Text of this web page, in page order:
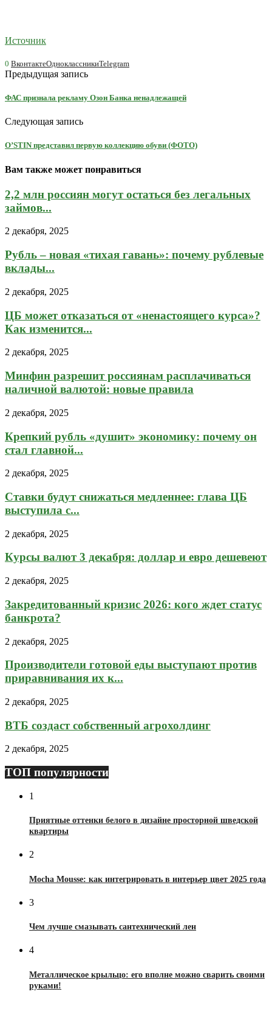
Источник
0 ВконтактеОдноклассникиTelegram
Предыдущая запись
ФАС признала рекламу Озон Банка ненадлежащей
Следующая запись
O’STIN представил первую коллекцию обуви (ФОТО)
Вам также может понравиться
2,2 млн россиян могут остаться без легальных
займов...
2 декабря, 2025
Рубль – новая «тихая гавань»: почему рублевые
вклады...
2 декабря, 2025
ЦБ может отказаться от «ненастоящего курса»?
Как изменится...
2 декабря, 2025
Минфин разрешит россиянам расплачиваться
наличной валютой: новые правила
2 декабря, 2025
Крепкий рубль «душит» экономику: почему он
стал главной...
2 декабря, 2025
Ставки будут снижаться медленнее: глава ЦБ
выступила с...
2 декабря, 2025
Курсы валют 3 декабря: доллар и евро дешевеют
2 декабря, 2025
Закредитованный кризис 2026: кого ждет статус
банкрота?
2 декабря, 2025
Производители готовой еды выступают против
приравнивания их к...
2 декабря, 2025
ВТБ создаст собственный агрохолдинг
2 декабря, 2025
ТОП популярности
1
Приятные оттенки белого в дизайне просторной шведской
квартиры
2
Mocha Mousse: как интегрировать в интерьер цвет 2025 года
3
Чем лучше смазывать сантехнический лен
4
Металлическое крыльцо: его вполне можно сварить своими
руками!